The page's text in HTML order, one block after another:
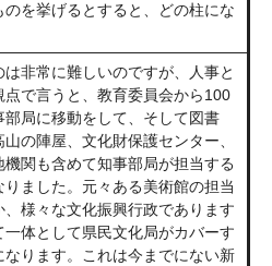
のを挙げるとすると、どの柱にな
非常に難しいのですが、人事と
点で言うと、教育委員会から100
部局に移動をして、そして図書
の陣屋、文化財保護センター、
機関も含めて知事部局が担当する
りました。元々ある美術館の担当
、様々な文化振興行政であります
一体として県民文化局がカバーす
なります。これは今までにない新